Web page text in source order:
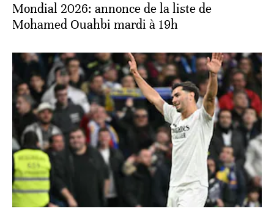
Mondial 2026: annonce de la liste de
Mohamed Ouahbi mardi à 19h